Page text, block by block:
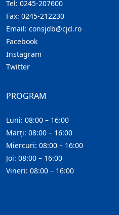
Tel: 0245-207600
Fax: 0245-212230
Email: consjdb@cjd.ro
Facebook
Instagram
Twitter
PROGRAM
Luni: 08:00 – 16:00
Marți: 08:00 – 16:00
Miercuri: 08:00 – 16:00
Joi: 08:00 – 16:00
Vineri: 08:00 – 16:00